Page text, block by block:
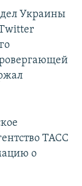
Украины
ТАСС
о